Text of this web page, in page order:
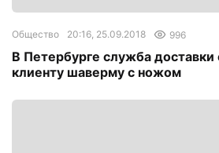
Общество 20:16, 25.09.2018 996
В Петербурге служба
клиенту шаверму с ножом